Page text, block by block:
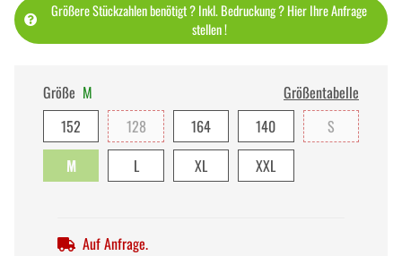
Größere Stückzahlen benötigt ? Inkl. Bedruckung ? Hier Ihre Anfrage
stellen !
Größe M
Größentabelle
152
128 164 140
S
M
L XL XXL
Auf Anfrage.